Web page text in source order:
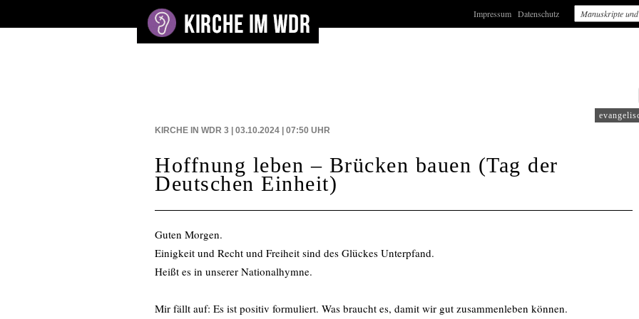
Impressum Datenschutz
KIRCHE IN WDR 3 | 03.10.2024 | 07:50 UHR
Hoffnung leben – Brücken bauen (Tag der
Deutschen Einheit)
Guten Morgen.
Einigkeit und Recht und Freiheit sind des Glückes Unterpfand.
Heißt es in unserer Nationalhymne.
Mir fällt auf: Es ist positiv formuliert. Was braucht es, damit wir gut zusammenleben können.